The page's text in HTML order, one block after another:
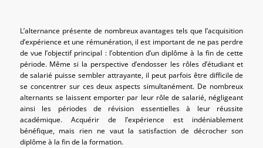
L’alternance présente de nombreux avantages tels que l’acquisition
d’expérience et une rémunération, il est important de ne pas perdre
de vue l’objectif principal : l’obtention d’un diplôme à la fin de cette
période. Même si la perspective d’endosser les rôles d’étudiant et
de salarié puisse sembler attrayante, il peut parfois être difficile de
se concentrer sur ces deux aspects simultanément. De nombreux
alternants se laissent emporter par leur rôle de salarié, négligeant
ainsi les périodes de révision essentielles à leur réussite
académique. Acquérir de l’expérience est indéniablement
bénéfique, mais rien ne vaut la satisfaction de décrocher son
diplôme à la fin de la formation.